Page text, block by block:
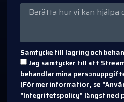
Samtycke till lagring och
Jag samtycker till att
behandlar mina
(För mer information, se
"Integritetspolicy" längst ned